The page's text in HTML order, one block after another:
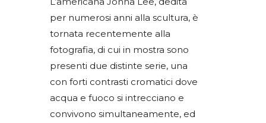
per numerosi anni alla scultura, è
tornata recentemente alla
fotografia, di cui in mostra sono
presenti due distinte serie, una
con forti contrasti cromatici dove
acqua e fuoco si intrecciano e
convivono simultaneamente, ed